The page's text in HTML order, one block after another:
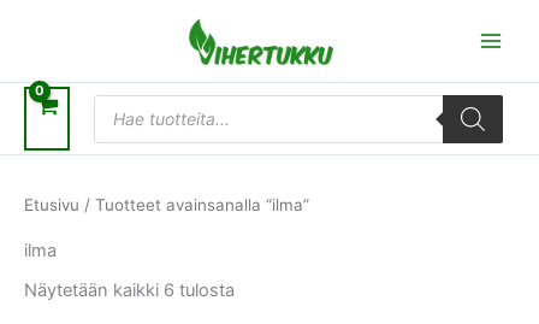
Products
search
Etusivu / Tuotteet avainsanalla “ilma”
ilma
Näytetään kaikki 6 tulosta